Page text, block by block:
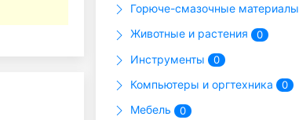
Горюче-смазочные материалы
Животные и растения 0
Инструменты 0
Компьютеры и оргтехника 0
Мебель 0